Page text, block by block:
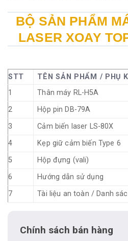
BỘ SẢN PHẨM
LASER XOAY
STT
TÊN SẢN PHẨM / PHỤ
1
Thân máy RL-H5A
2
Hộp pin DB-79A
3
Cảm biến laser LS-80X
4
Kẹp giữ cảm biến Type 6
5
Hộp đựng (vali)
6
Hướng dẫn sử dụng
7
Tài liệu an toàn / Danh
Chính sách bán hàng